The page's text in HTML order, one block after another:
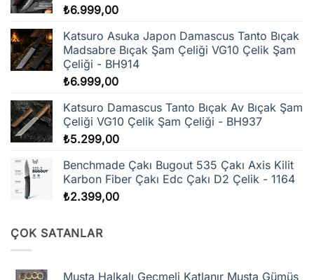
₺6.999,00
Katsuro Asuka Japon Damascus Tanto Bıçak
Madsabre Bıçak Şam Çeliği VG10 Çelik Şam
Çeliği - BH914
₺6.999,00
Katsuro Damascus Tanto Bıçak Av Bıçak Şam
Çeliği VG10 Çelik Şam Çeliği - BH937
₺5.299,00
Benchmade Çakı Bugout 535 Çakı Axis Kilit
Karbon Fiber Çakı Edc Çakı D2 Çelik - 1164
₺2.399,00
ÇOK SATANLAR
Muşta Halkalı Geçmeli Katlanır Muşta Gümüş